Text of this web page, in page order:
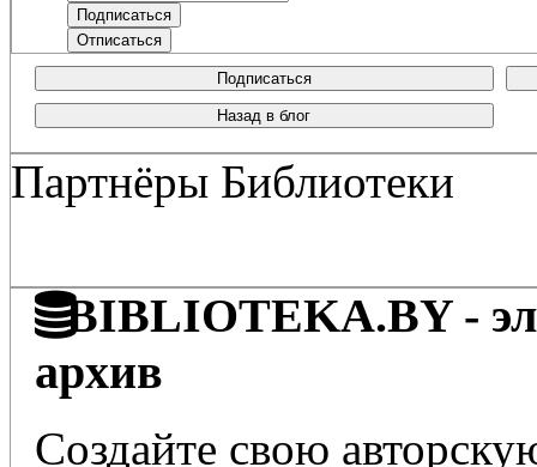
Подписаться
Назад в блог
Партнёры Библиотеки
BIBLIOTEKA.BY -
архив
Создайте свою